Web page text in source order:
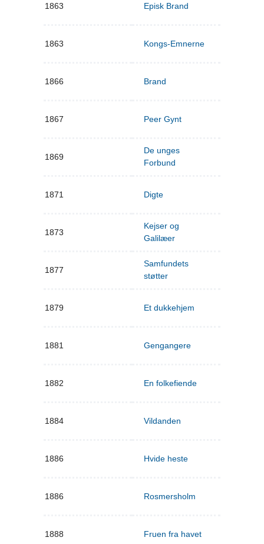
1863 Episk Brand
1863 Kongs-Emnerne
1866 Brand
1867 Peer Gynt
1869
De unges
Forbund
1871 Digte
1873
Kejser og
Galilæer
1877
Samfundets
støtter
1879 Et dukkehjem
1881 Gengangere
1882 En folkefiende
1884 Vildanden
1886 Hvide heste
1886 Rosmersholm
1888 Fruen fra havet